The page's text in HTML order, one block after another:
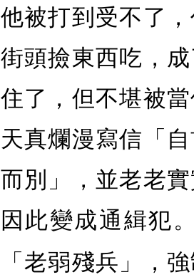
他被打到受不了
街頭撿東西吃，
住了，但不堪被
天真爛漫寫信「
而別」，並老老
因此變成通緝犯
「老弱殘兵」，